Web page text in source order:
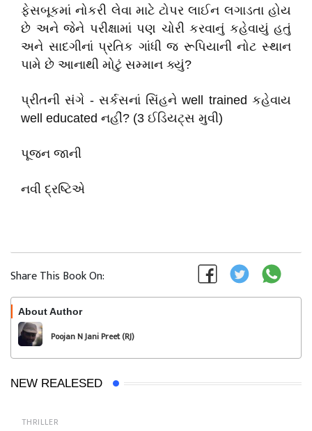
ફેસબૂકમાં નોકરી લેવા માટે ટોપર લાઈન લગાડતા હોય
છે અને જેને પરીક્ષામાં પણ ચોરી કરવાનું કહેવાયું હતું
અને સાદગીનાં પ્રતિક ગાંધી જ રૂપિયાની નોટ સ્થાન
પામે છે આનાથી મોટું સમ્માન ક્યું?
પ્રીતની સંગે - સર્કસનાં સિંહને well trained કહેવાય
well educated નહીં? (3 ઈડિયટ્સ મુવી)
પૂજન જાની
નવી દ્રષ્ટિએ
Share This Book On:
About Author
Poojan N Jani Preet (RJ)
NEW REALESED
THRILLER